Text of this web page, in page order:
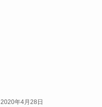
2020年4月28日